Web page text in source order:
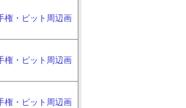
権・ピット周辺画
権・ピット周辺画
権・ピット周辺画